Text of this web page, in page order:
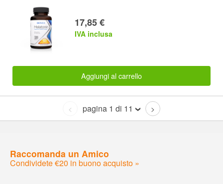
17,85 €
IVA inclusa
Aggiungi al carrello
< pagina 1 di 11 >
Raccomanda un Amico
Condividete €20 in buono acquisto »